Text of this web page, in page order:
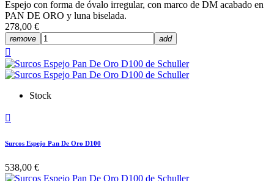
Espejo con forma de óvalo irregular, con marco de DM acabado en
PAN DE ORO y luna biselada.
278,00 €
remove add

Stock

Surcos Espejo Pan De Oro D100
538,00 €